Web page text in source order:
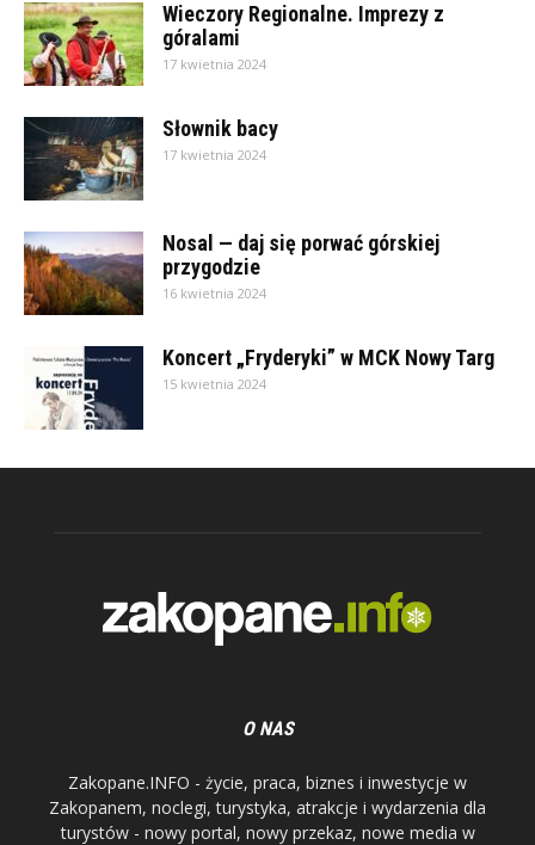
Wieczory Regionalne. Imprezy z
góralami
17 kwietnia 2024
Słownik bacy
17 kwietnia 2024
Nosal — daj się porwać górskiej
przygodzie
16 kwietnia 2024
Koncert „Fryderyki” w MCK Nowy Targ
15 kwietnia 2024
O NAS
Zakopane.INFO - życie, praca, biznes i inwestycje w
Zakopanem, noclegi, turystyka, atrakcje i wydarzenia dla
turystów - nowy portal, nowy przekaz, nowe media w